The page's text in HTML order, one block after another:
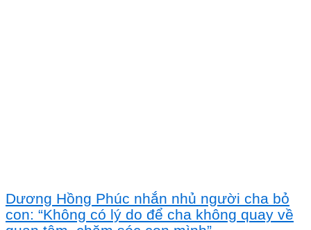
Dương Hồng Phúc nhắn nhủ người cha bỏ
con: “Không có lý do để cha không quay về